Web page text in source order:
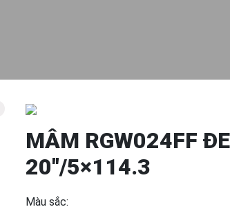
MÂM RGW024FF
20″/5×114.3
Màu sắc: